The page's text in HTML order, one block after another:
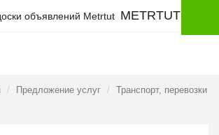
METRTUT
Предложение услуг
Транспорт, перевозки